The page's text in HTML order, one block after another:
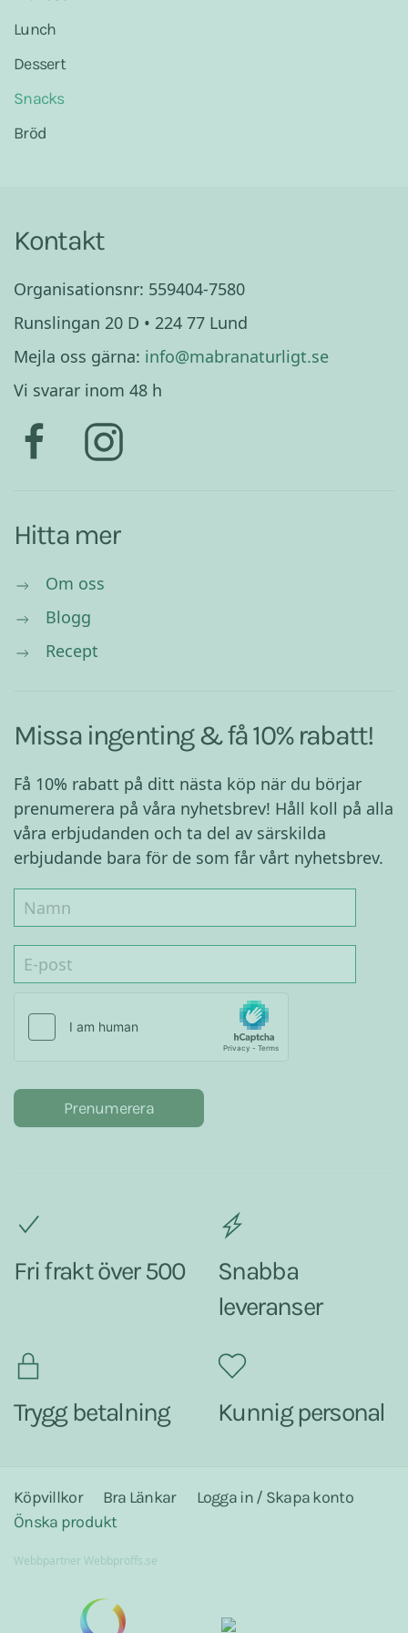
Lunch
Dessert
Snacks
Bröd
Kontakt
Organisationsnr: 559404-7580
Runslingan 20 D • 224 77 Lund
Mejla oss gärna: info@mabranaturligt.se
Vi svarar inom 48 h
Hitta mer
Om oss
Blogg
Recept
Missa ingenting & få 10% rabatt!
Få 10% rabatt på ditt nästa köp när du börjar
prenumerera på våra nyhetsbrev! Håll koll på alla
våra erbjudanden och ta del av särskilda
erbjudande bara för de som får vårt nyhetsbrev.
Prenumerera
Fri frakt över 500
Snabba
leveranser
Trygg betalning Kunnig personal
Köpvillkor Bra Länkar
Logga in / Skapa konto
Önska produkt
Webbpartner Webbproffs.se